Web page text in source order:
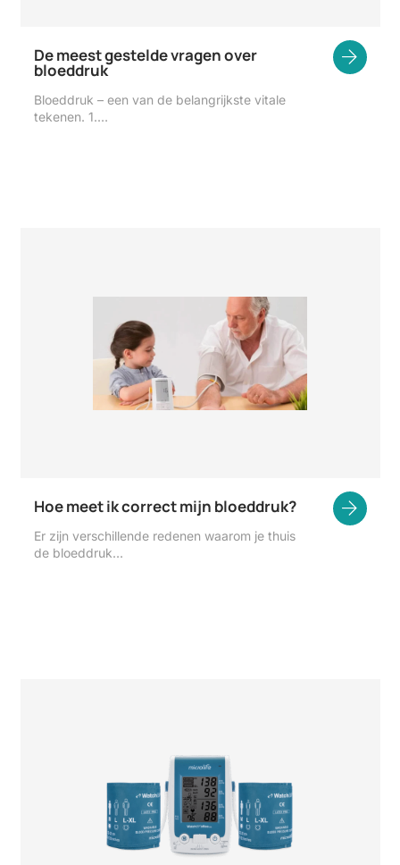
De meest gestelde vragen over
bloeddruk
Bloeddruk – een van de belangrijkste vitale
tekenen. 1.…
Hoe meet ik correct mijn bloeddruk?
Er zijn verschillende redenen waarom je thuis
de bloeddruk…